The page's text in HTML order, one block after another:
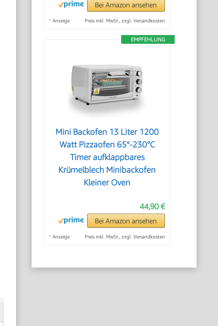
Bei Amazon ansehen
* Anzeige Preis inkl. MwSt., zzgl. Versandkosten
EMPFEHLUNG
Mini Backofen 13 Liter 1200
Watt Pizzaofen 65°-230°C
Timer aufklappbares
Krümelblech Minibackofen
Kleiner Oven
44,90 €
Bei Amazon ansehen
* Anzeige Preis inkl. MwSt., zzgl. Versandkosten